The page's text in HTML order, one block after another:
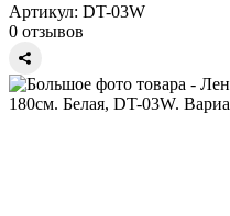
Артикул: DT-03W
0 отзывов